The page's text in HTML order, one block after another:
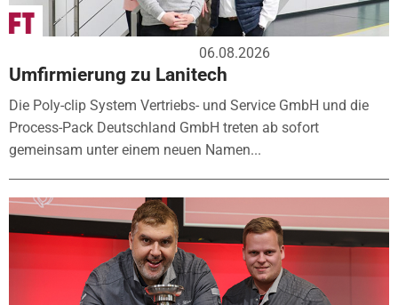
06.08.2026
Umfirmierung zu Lanitech
Die Poly-clip System Vertriebs- und Service GmbH und die
Process-Pack Deutschland GmbH treten ab sofort
gemeinsam unter einem neuen Namen...